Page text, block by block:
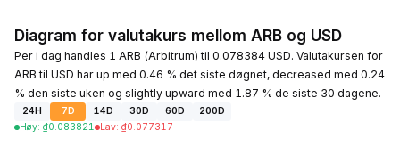
Diagram for valutakurs mellom ARB og USD
Per i dag handles 1 ARB (Arbitrum) til 0.078384 USD. Valutakursen for
ARB til USD har up med 0.46 % det siste døgnet, decreased med 0.24
% den siste uken og slightly upward med 1.87 % de siste 30 dagene.
24H 7D 14D 30D 60D
200D
Høy: ₫0.083821 Lav: ₫0.077317